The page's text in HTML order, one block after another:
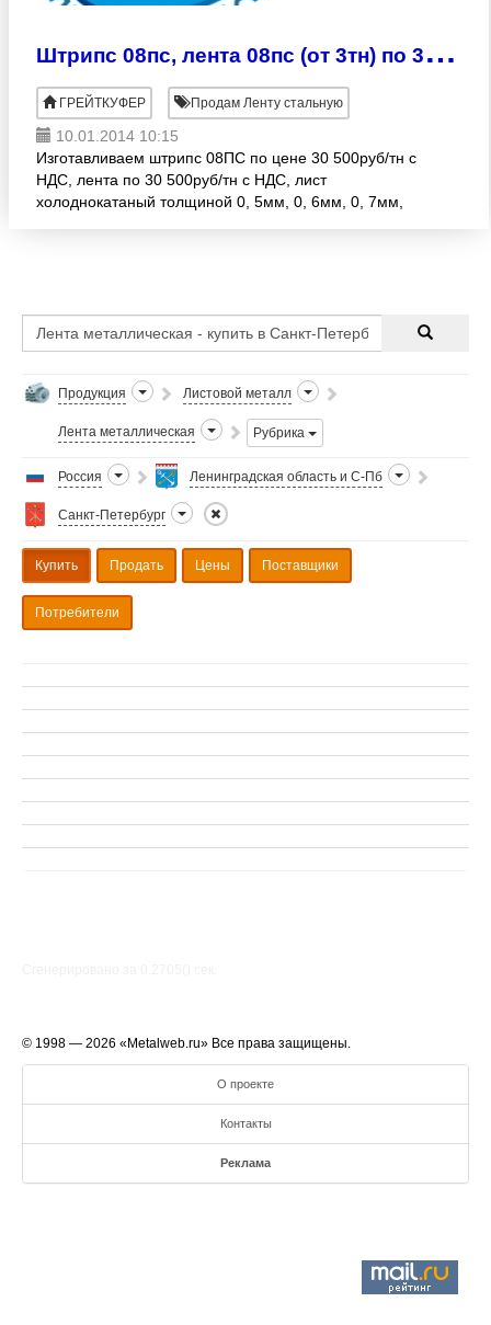
Ш
трипс 08пс, лента 08пс (от 3тн) по 30 500руб/тн
ГРЕЙТКУФЕР Продам Ленту стальную
10.01.2014 10:15
Изготавливаем штрипс 08ПС по цене 30 500руб/тн с
НДС, лента по 30 500руб/тн с НДС, лист
холоднокатаный толщиной 0, 5мм, 0, 6мм, 0, 7мм,
Продукция Листовой металл
Лента металлическая Рубрика
Россия Ленинградская область и С-Пб
Санкт-Петербург
Купить Продать Цены Поставщики
Потребители
© 1998 — 2026 «Metalweb.ru» Все права защищены.
О проекте
Контакты
Реклама